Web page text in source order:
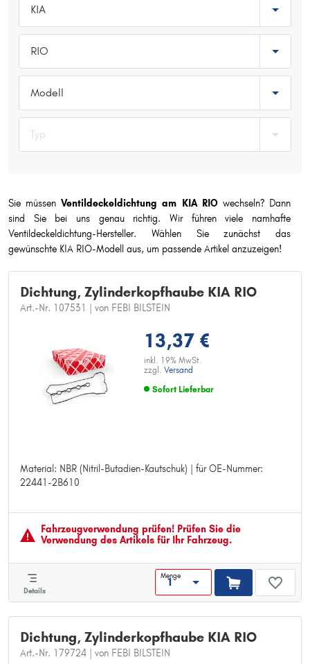
Typ wählen
KIA
RIO
Modell
Typ
Sie müssenVentildeckeldichtung am KIA RIOwechseln? Dann
sind Sie bei uns genau richtig. Wir führen viele namhafte
Ventildeckeldichtung-Hersteller. Wählen Sie zunächst das
gewünschte KIA RIO-Modell aus, um passende Artikel anzuzeigen!
Dichtung, Zylinderkopfhaube KIA RIO
Art.-Nr. 107531 | von FEBI BILSTEIN
13,37 €
inkl. 19% MwSt.
zzgl. Versand
Sofort Lieferbar
Material: NBR (Nitril-Butadien-Kautschuk) | für OE-Nummer:
22441-2B610
Material: NBR (Nitril-Butadien-Kautschuk)
für OE-Nummer: 22441-2B610
Fahrzeugver­wendung prüfen! Prüfen Sie die
Verwendung des Artikels für Ihr Fahrzeug.
Details
Menge
Dichtung, Zylinderkopfhaube KIA RIO
Art.-Nr. 179724 | von FEBI BILSTEIN